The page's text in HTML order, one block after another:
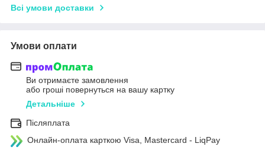
Всі умови доставки
Умови оплати
Ви отримаєте замовлення
або гроші повернуться на вашу картку
Детальніше
Післяплата
Онлайн-оплата карткою Visa, Mastercard - LiqPay